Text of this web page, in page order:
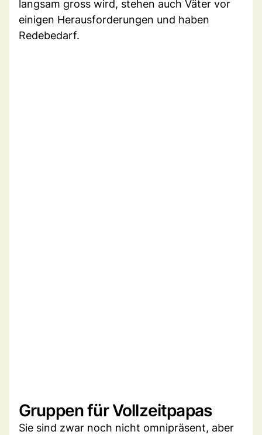
langsam gross wird, stehen auch Väter vor
einigen Herausforderungen und haben
Redebedarf.
Gruppen für Vollzeitpapas
Sie sind zwar noch nicht omnipräsent, aber